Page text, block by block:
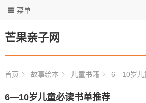
芒果亲子网
菜单
首页 故事绘本 儿童书籍 6—10岁儿
6—10岁儿童必读书单推荐